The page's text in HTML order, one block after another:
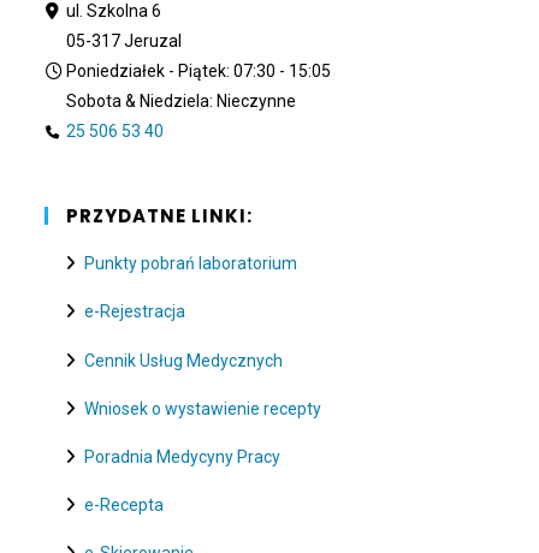
ul. Szkolna 6
05-317 Jeruzal
Poniedziałek - Piątek: 07:30 - 15:05
Sobota & Niedziela: Nieczynne
25 506 53 40
PRZYDATNE LINKI:
Punkty pobrań laboratorium
e-Rejestracja
Cennik Usług Medycznych
Wniosek o wystawienie recepty
Poradnia Medycyny Pracy
e-Recepta